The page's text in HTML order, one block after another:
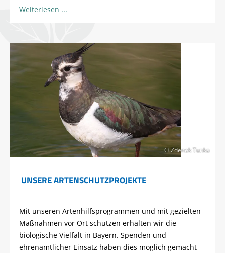
Weiterlesen
© Zdenek Tunka
UNSERE ARTENSCHUTZPROJEKTE
Mit unseren Artenhilfsprogrammen und mit gezielten
Maßnahmen vor Ort schützen erhalten wir die
biologische Vielfalt in Bayern. Spenden und
ehrenamtlicher Einsatz haben dies möglich gemacht